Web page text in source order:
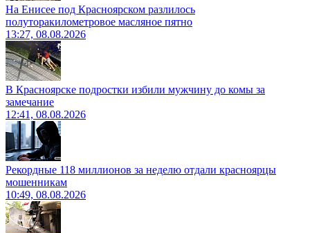
На Енисее под Красноярском разлилось
полуторакилометровое масляное пятно
13:27, 08.08.2026
В Красноярске подростки избили мужчину до комы за
замечание
12:41, 08.08.2026
Рекордные 118 миллионов за неделю отдали красноярцы
мошенникам
10:49, 08.08.2026